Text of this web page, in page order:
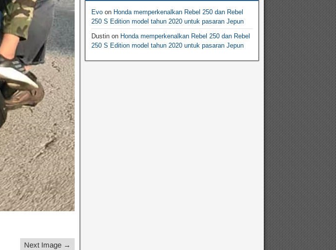
Next Image →
Evo on Honda memperkenalkan Rebel 250 dan Rebel
250 S Edition model tahun 2020 untuk pasaran Jepun
Dustin on Honda memperkenalkan Rebel 250 dan Rebel
250 S Edition model tahun 2020 untuk pasaran Jepun